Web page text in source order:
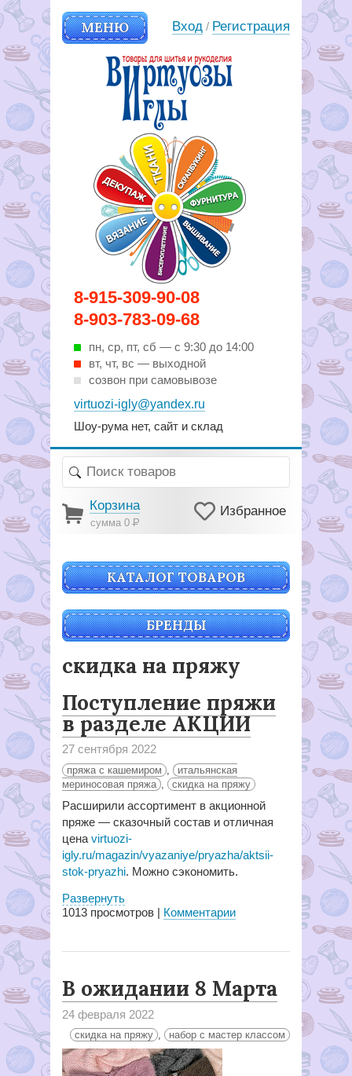
8-915-309-90-08
8-903-783-09-68
пн, ср, пт, cб — с 9:30 до 14:00
вт, чт, вс — выходной
созвон при самовывозе
virtuozi-igly@yandex.ru
Шоу-рума нет, сайт и склад
МЕНЮ
Вирутозы иглы. Товары для
шитья и рукоделья
Вход / Регистрация
Корзина
сумма 0Р
Избранное
КАТАЛОГ ТОВАРОВ
БРЕНДЫ
скидка на пряжу
Поступление пряжи
в разделе АКЦИИ
27 сентября 2022
пряжа с кашемиром
итальянская
мериносовая пряжа
скидка на пряжу
Расширили ассортимент в акционной
пряже — сказочный состав и отличная
цена virtuozi-
igly.ru/magazin/vyazaniye/pryazha/aktsii-
stok-pryazhi. Можно сэкономить.
Развернуть
1013 просмотров | Комментарии
В ожидании 8 Марта
24 февраля 2022
скидка на пряжу , набор с мастер классом